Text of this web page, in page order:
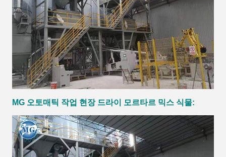
MG 오토매틱 작업 현장 드라이 모르타르 믹스 식물: